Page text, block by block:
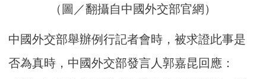
（圖／翻攝自中國外交部官網）
中國外交部舉辦例行記者會時，被求證此事是
否為真時，中國外交部發言人郭嘉昆回應：